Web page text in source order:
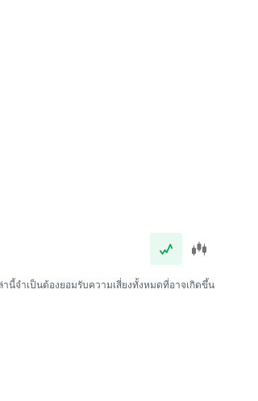
นี้จำเป็นต้องยอมรับความเสี่ยงทั้งหมดที่อาจเกิดขึ้น